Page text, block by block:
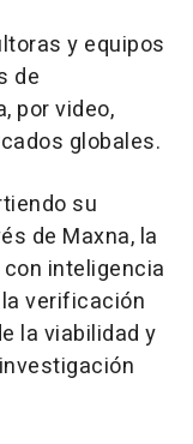
y equipos
de
por video,
globales.
su
de Maxna, la
inteligencia
verificación
la viabilidad y